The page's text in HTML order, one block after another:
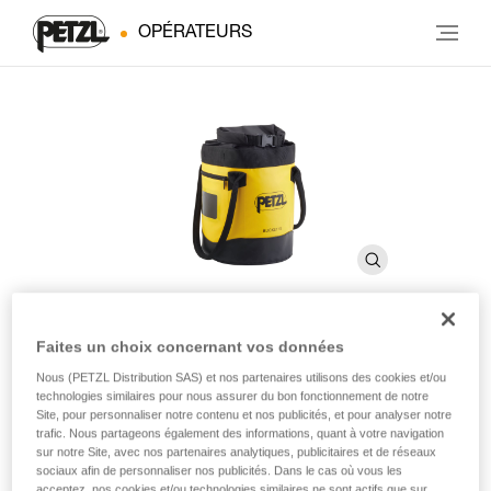
OPÉRATEURS
BUCKET 15
Sac auto-portant. 15 litres
Simple et robuste, le sac à corde BUCKET 15 permet de
Faites un choix concernant vos données
Nous (PETZL Distribution SAS) et nos partenaires utilisons des cookies et/ou
technologies similaires pour nous assurer du bon fonctionnement de notre
Site, pour personnaliser notre contenu et nos publicités, et pour analyser notre
trafic. Nous partageons également des informations, quant à votre navigation
sur notre Site, avec nos partenaires analytiques, publicitaires et de réseaux
sociaux afin de personnaliser nos publicités. Dans le cas où vous les